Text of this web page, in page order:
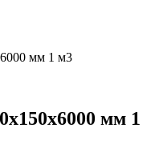
мм 1 м3
мм 1